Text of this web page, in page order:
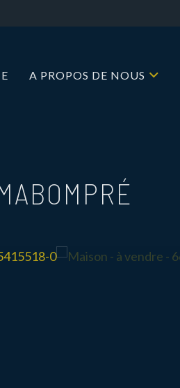
A PROPOS DE NOUS